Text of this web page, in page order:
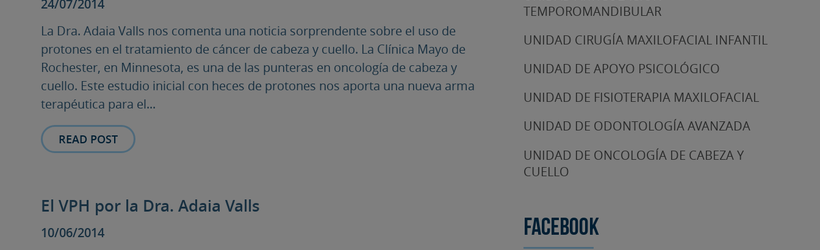
24/07/2014
La Dra. Adaia Valls nos comenta una noticia sorprendente sobre el uso de
protones en el tratamiento de cáncer de cabeza y cuello. La Clínica Mayo de
Rochester, en Minnesota, es una de las punteras en oncología de cabeza y
cuello. Este estudio inicial con heces de protones nos aporta una nueva arma
terapéutica para el...
READ POST
El VPH por la Dra. Adaia Valls
10/06/2014
TEMPOROMANDIBULAR
UNIDAD CIRUGÍA MAXILOFACIAL INFANTIL
UNIDAD DE APOYO PSICOLÓGICO
UNIDAD DE FISIOTERAPIA MAXILOFACIAL
UNIDAD DE ODONTOLOGÍA AVANZADA
UNIDAD DE ONCOLOGÍA DE CABEZA Y
CUELLO
Facebook